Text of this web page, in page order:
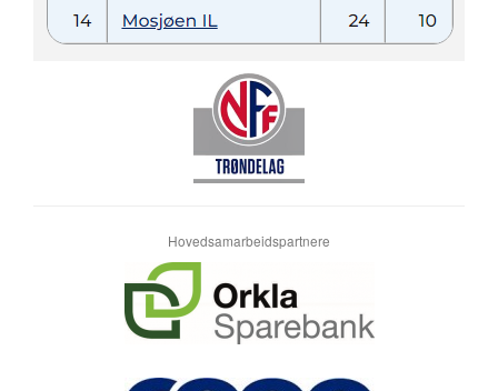
Hovedsamarbeidspartnere